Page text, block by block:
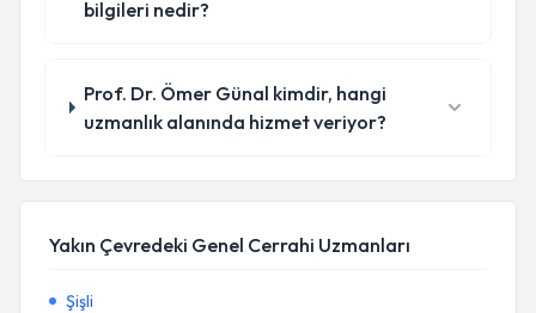
bilgileri nedir?
Prof. Dr. Ömer Günal kimdir, hangi
uzmanlık alanında hizmet veriyor?
Yakın Çevredeki Genel Cerrahi Uzmanları
Şişli